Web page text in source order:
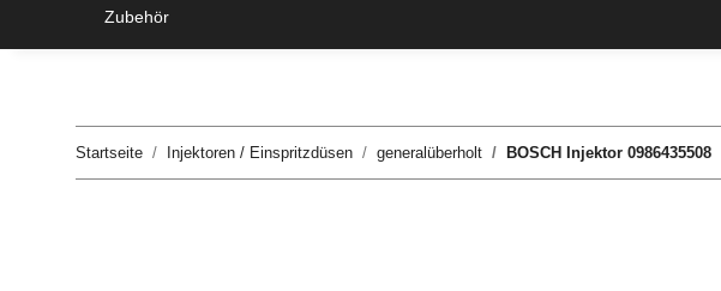
Zubehör
Startseite Injektoren / Einspritzdüsen generalüberholt BOSCH Injektor 0986435508